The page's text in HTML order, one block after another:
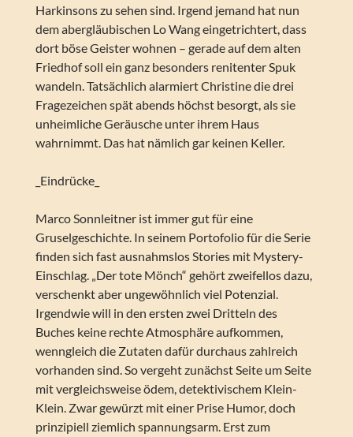
Harkinsons zu sehen sind. Irgend jemand hat nun
dem abergläubischen Lo Wang eingetrichtert, dass
dort böse Geister wohnen – gerade auf dem alten
Friedhof soll ein ganz besonders renitenter Spuk
wandeln. Tatsächlich alarmiert Christine die drei
Fragezeichen spät abends höchst besorgt, als sie
unheimliche Geräusche unter ihrem Haus
wahrnimmt. Das hat nämlich gar keinen Keller.
_Eindrücke_
Marco Sonnleitner ist immer gut für eine
Gruselgeschichte. In seinem Portofolio für die Serie
finden sich fast ausnahmslos Stories mit Mystery-
Einschlag. „Der tote Mönch“ gehört zweifellos dazu,
verschenkt aber ungewöhnlich viel Potenzial.
Irgendwie will in den ersten zwei Dritteln des
Buches keine rechte Atmosphäre aufkommen,
wenngleich die Zutaten dafür durchaus zahlreich
vorhanden sind. So vergeht zunächst Seite um Seite
mit vergleichsweise ödem, detektivischem Klein-
Klein. Zwar gewürzt mit einer Prise Humor, doch
prinzipiell ziemlich spannungsarm. Erst zum